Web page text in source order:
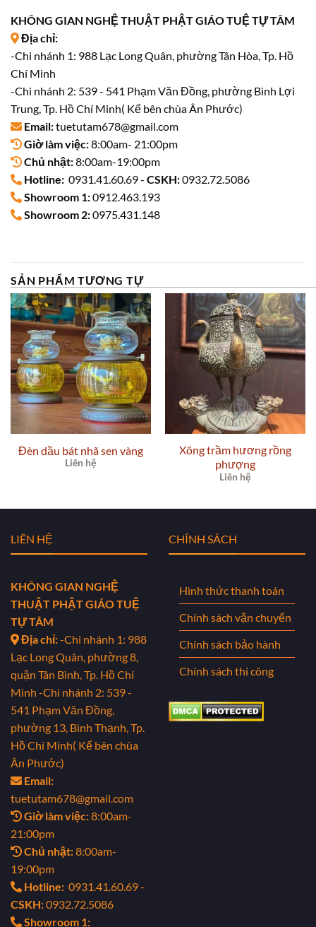
KHÔNG GIAN NGHỆ THUẬT PHẬT GIÁO TUỆ TỰ TÂM
Địa chỉ:
-Chi nhánh 1: 988 Lạc Long Quân, phường Tân Hòa, Tp. Hồ
Chí Minh
-Chi nhánh 2: 539 - 541 Phạm Văn Đồng, phường Bình Lợi
Trung, Tp. Hồ Chí Minh( Kế bên chùa Ân Phước)
Email:tuetutam678@gmail.com
Giờ làm việc:8:00am- 21:00pm
Chủ nhật:8:00am-19:00pm
Hotline: 0931.41.60.69 - CSKH:0932.72.5086
Showroom 1:0912.463.193
Showroom 2:0975.431.148
SẢN PHẨM TƯƠNG TỰ
Đèn dầu bát nhã sen vàng
Liên hệ
Xông trầm hương rồng
phượng
Liên hệ
LIÊN HỆ
KHÔNG GIAN NGHỆ
THUẬT PHẬT GIÁO TUỆ
TỰ TÂM
Địa chỉ:-Chi nhánh 1: 988
Lạc Long Quân, phường 8,
quận Tân Bình, Tp. Hồ Chí
Minh -Chi nhánh 2: 539 -
541 Phạm Văn Đồng,
phường 13, Bình Thạnh, Tp.
Hồ Chí Minh( Kế bên chùa
Ân Phước)
Email:
tuetutam678@gmail.com
Giờ làm việc:8:00am-
21:00pm
Chủ nhật:8:00am-
19:00pm
Hotline: 0931.41.60.69 -
CSKH:0932.72.5086
Showroom 1:
CHÍNH SÁCH
Hình thức thanh toán
Chính sách vận chuyển
Chính sách bảo hành
Chính sách thi công